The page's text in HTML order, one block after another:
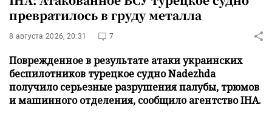
превратилось в груду металла
8 августа 2026, 20:31 7
Поврежденное в результате атаки украинских
беспилотников турецкое судно Nadezhda
получило серьезные разрушения палубы, трюмов
и машинного отделения, сообщило агентство IHA.